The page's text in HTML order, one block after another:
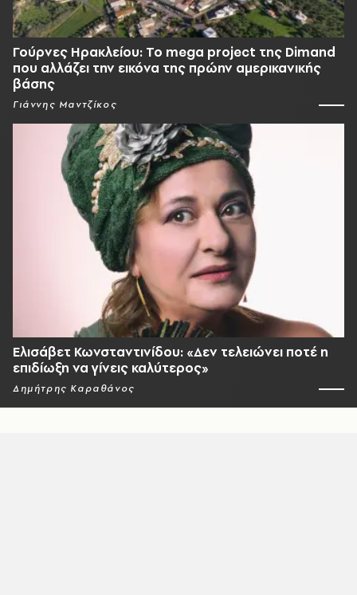
Γούρνες Ηρακλείου: To mega project της Dimand
που αλλάζει την εικόνα της πρώην αμερικανικής
βάσης
Γιάννης Μαντζίκος
Ελισάβετ Κωνσταντινίδου: «Δεν τελειώνει ποτέ η
επιδίωξη να γίνεις καλύτερος»
Δημήτρης Καραθάνος